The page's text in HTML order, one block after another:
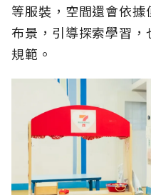
等服裝，空間還會依
布景，引導探索學習
規範。